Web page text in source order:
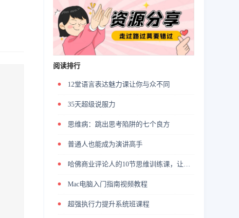
阅读排行
12堂语言表达魅力课让你与众不同
35天超级说服力
思维病：跳出思考陷阱的七个良方
普通人也能成为演讲高手
哈佛商业评论人的10节思维训练课，让你学会高效解决问题
Mac电脑入门指南视频教程
超强执行力提升系统班课程